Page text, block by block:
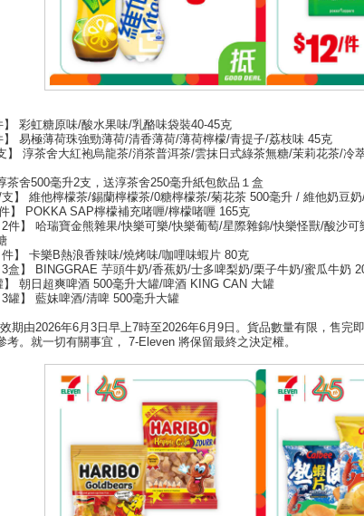
】 彩虹糖原味/酸水果味/乳酪味袋裝40-45克
】 易極薄荷珠強勁薄荷/清香薄荷/薄荷檸檬/青提子/荔枝味 45克
】 淳茶舍大紅袍烏龍茶/消茶普洱茶/雲抹日式綠茶無糖/茉莉花茶/冷
茶舍500毫升2支，送淳茶舍250毫升紙包飲品１盒
/支】 維他檸檬茶/錫蘭檸檬茶/0糖檸檬茶/菊花茶 500毫升 / 維他奶豆
件】 POKKA SAP檸檬補充啫喱/檸檬啫喱 165克
2件】 哈瑞寶金熊雜果/快樂可樂/快樂葡萄/星際雜錦/快樂怪獸/酸沙
件】 卡樂B熱浪香辣味/燒烤味/咖哩味蝦片 80克
3盒】 BINGGRAE 芋頭牛奶/香蕉奶/士多啤梨奶/栗子牛奶/蜜瓜牛奶
】 朝日超爽啤酒 500毫升大罐/啤酒 KING CAN 大罐
3罐】 藍妹啤酒/清啤 500毫升大罐
期由2026年6月3日早上7時至2026年6月9日。貨品數量有限，售完
考。就一切有關事宜， 7-Eleven 將保留最終之決定權。